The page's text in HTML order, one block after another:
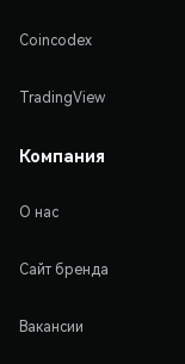
Coincodex
TradingView
Компания
О нас
Сайт бренда
Вакансии